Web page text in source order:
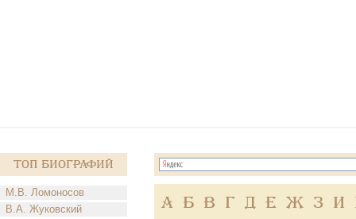
Топ Биографий
М.В. Ломоносов
В.А. Жуковский
А Б В Г Д Е Ж З И